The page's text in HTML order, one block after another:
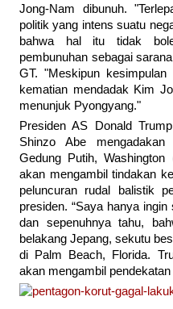
Jong-Nam dibunuh.
politik yang intens suatu
bahwa hal itu tidak
pembunuhan sebagai
GT. "Meskipun
kematian mendadak Kim
menunjuk Pyongyang."
Presiden AS Donald
Shinzo Abe
Gedung Putih, Washington
akan mengambil tindakan
peluncuran rudal balistik
presiden. “Saya hanya
dan sepenuhnya tahu,
belakang Jepang, sekutu
di Palm Beach, Florida.
akan mengambil